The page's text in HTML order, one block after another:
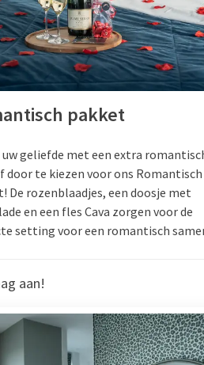
pakket
uw geliefde met een extra
door te kiezen voor ons Romantisch
De rozenblaadjes, een doosje met
en een fles Cava zorgen voor de
setting voor een romantisch
aan!